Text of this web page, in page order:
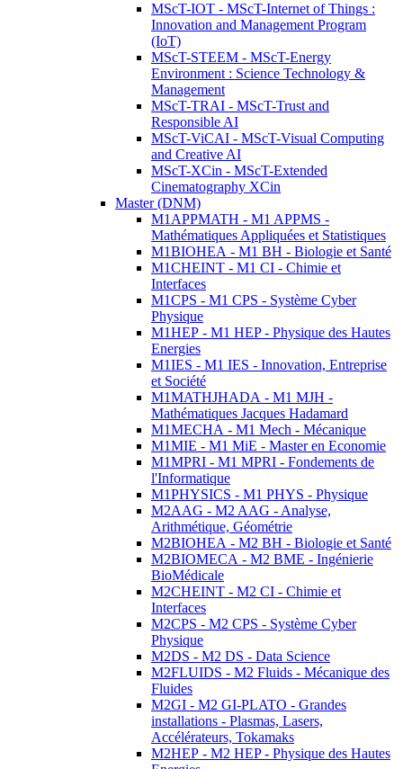
MScT-IOT - MScT-Internet of Things :
Innovation and Management Program
(IoT)
MScT-STEEM - MScT-Energy
Environment : Science Technology &
Management
MScT-TRAI - MScT-Trust and
Responsible AI
MScT-ViCAI - MScT-Visual Computing
and Creative AI
MScT-XCin - MScT-Extended
Cinematography XCin
Master (DNM)
M1APPMATH - M1 APPMS -
Mathématiques Appliquées et Statistiques
M1BIOHEA - M1 BH - Biologie et Santé
M1CHEINT - M1 CI - Chimie et
Interfaces
M1CPS - M1 CPS - Système Cyber
Physique
M1HEP - M1 HEP - Physique des Hautes
Energies
M1IES - M1 IES - Innovation, Entreprise
et Société
M1MATHJHADA - M1 MJH -
Mathématiques Jacques Hadamard
M1MECHA - M1 Mech - Mécanique
M1MIE - M1 MiE - Master en Economie
M1MPRI - M1 MPRI - Fondements de
l'Informatique
M1PHYSICS - M1 PHYS - Physique
M2AAG - M2 AAG - Analyse,
Arithmétique, Géométrie
M2BIOHEA - M2 BH - Biologie et Santé
M2BIOMECA - M2 BME - Ingénierie
BioMédicale
M2CHEINT - M2 CI - Chimie et
Interfaces
M2CPS - M2 CPS - Système Cyber
Physique
M2DS - M2 DS - Data Science
M2FLUIDS - M2 Fluids - Mécanique des
Fluides
M2GI - M2 GI-PLATO - Grandes
installations - Plasmas, Lasers,
Accélérateurs, Tokamaks
M2HEP - M2 HEP - Physique des Hautes